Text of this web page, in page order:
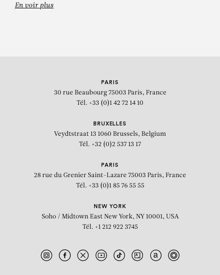
En voir plus
PARIS
30 rue Beaubourg 75003 Paris, France
Tél. +33 (0)1 42 72 14 10
BRUXELLES
Veydtstraat 13 1060 Brussels, Belgium
Tél. +32 (0)2 537 13 17
PARIS
28 rue du Grenier Saint-Lazare 75003 Paris, France
Tél. +33 (0)1 85 76 55 55
NEW YORK
Soho / Midtown East New York, NY 10001, USA
Tél. +1 212 922 3745